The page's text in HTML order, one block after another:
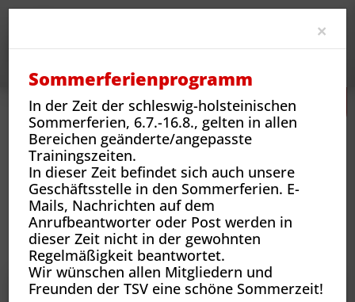
Sportarten Sportangebote und Abteilungen
Seniorteams
×
Sommerferienprogramm
In der Zeit der schleswig-holsteinischen
Sommerferien, 6.7.-16.8., gelten in allen
Bereichen geänderte/angepasste
Trainingszeiten.
In dieser Zeit befindet sich auch unsere
Geschäftsstelle in den Sommerferien. E-
Mails, Nachrichten auf dem
Anrufbeantworter oder Post werden in
dieser Zeit nicht in der gewohnten
Regelmäßigkeit beantwortet.
Wir wünschen allen Mitgliedern und
Freunden der TSV eine schöne Sommerzeit!